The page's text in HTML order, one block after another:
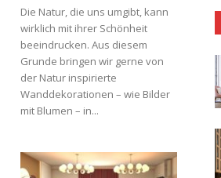
Die Natur, die uns umgibt, kann
wirklich mit ihrer Schönheit
beeindrucken. Aus diesem
Grunde bringen wir gerne von
der Natur inspirierte
Wanddekorationen – wie Bilder
mit Blumen – in...